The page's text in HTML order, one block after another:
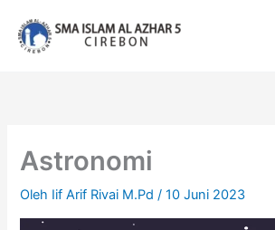
konten
Astronomi
Oleh Iif Arif Rivai M.Pd/10 Juni 2023